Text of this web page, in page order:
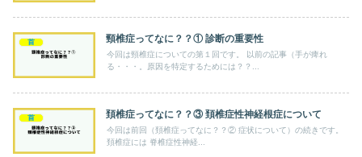
首 頸椎症ってなに？？① 診断の重要性
今回は頸椎症についての第１回です。 以前の記事（手が痺れ
る・・・。原因を特定するためには？？...
首 頚椎症ってなに？？③ 頚椎症性神経根症について
今回は前回（頚椎症ってなに？？② 症状について）の続きです。
頚椎症には 脊椎症性神経...